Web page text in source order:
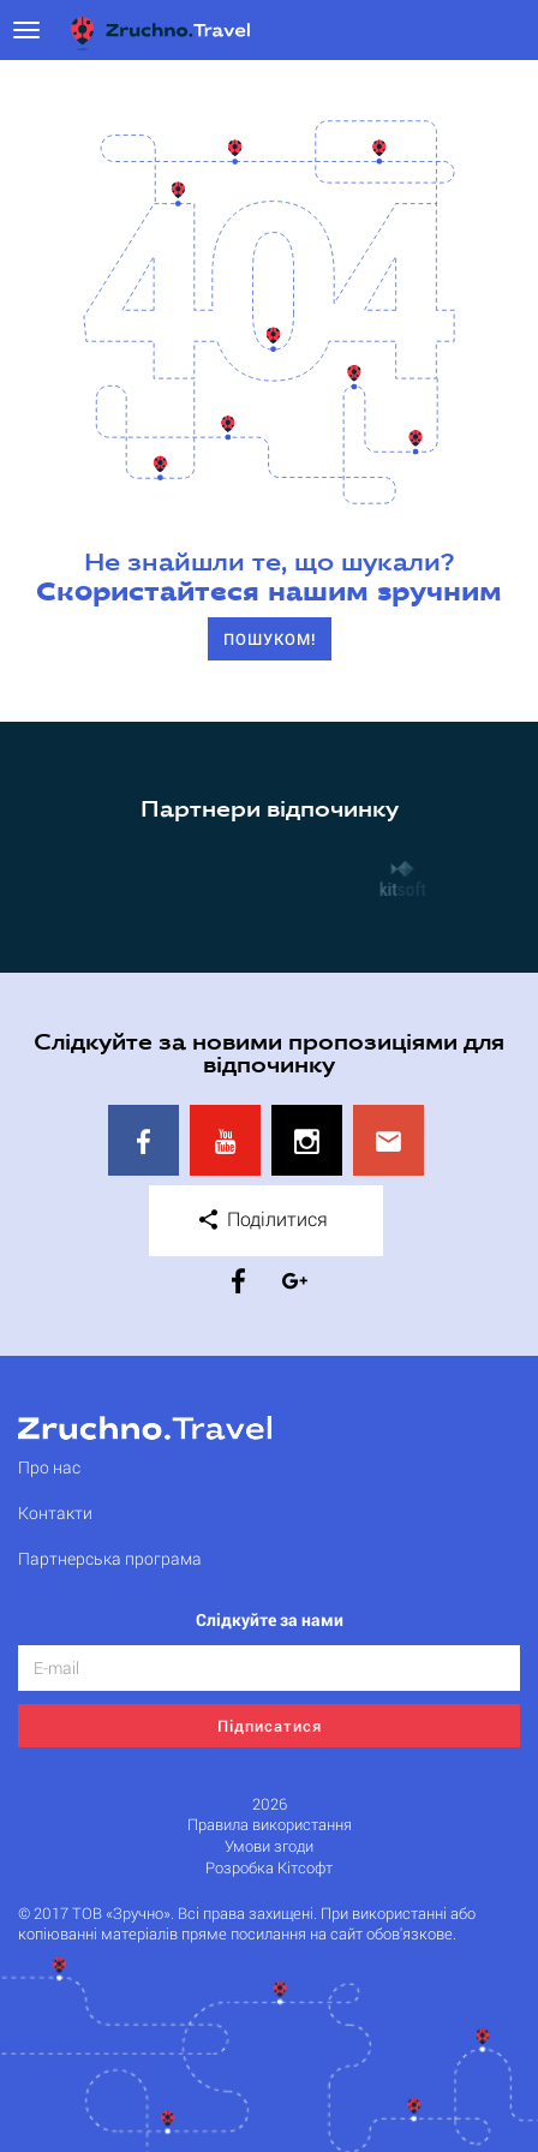
Не знайшли те, що шукали?
Скористайтеся нашим зручним
ПОШУКОМ!
Партнери відпочинку
Слідкуйте за новими пропозиціями для
відпочинку
Поділитися
Про нас
Контакти
Партнерська програма
Слідкуйте за нами
Підписатися
2026
Правила використання
Умови згоди
Розробка Кітсофт
© 2017 ТОВ «Зручно». Всі права захищені. При використанні або
копіюванні матеріалів пряме посилання на сайт обов'язкове.